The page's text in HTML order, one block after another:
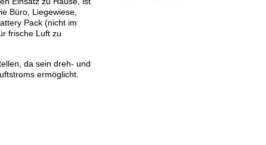
Büro, Liegewiese,
Pack (nicht im
frische Luft zu
da sein dreh- und
ermöglicht.